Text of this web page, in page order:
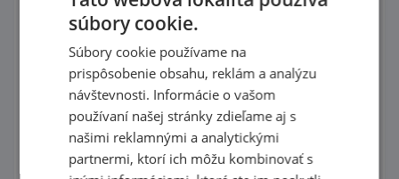
Moduly FLEXI
Nábytok do kancelárie
Poličkové skrinky
Poličky a doplnky
súbory cookie.
Súbory cookie používame na
prispôsobenie obsahu, reklám a analýzu
návštevnosti. Informácie o vašom
používaní našej stránky zdieľame aj s
našimi reklamnými a analytickými
partnermi, ktorí ich môžu kombinovať s